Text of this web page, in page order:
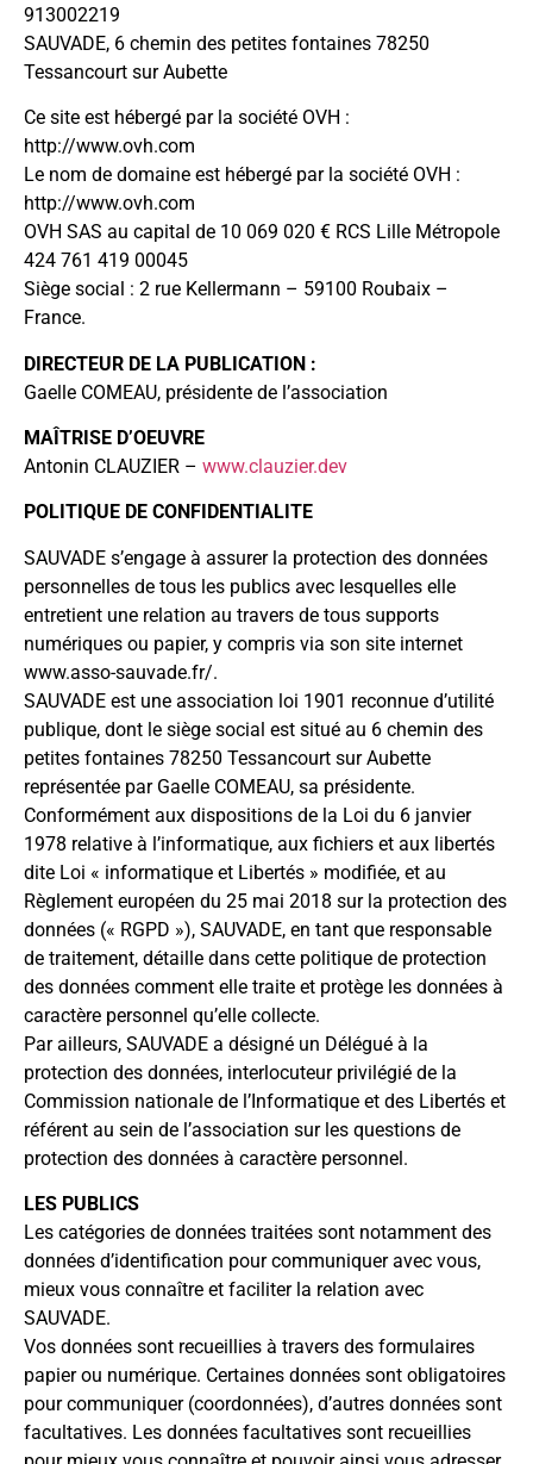
913002219
SAUVADE, 6 chemin des petites fontaines 78250
Tessancourt sur Aubette
Ce site est hébergé par la société OVH :
http://www.ovh.com
Le nom de domaine est hébergé par la société OVH :
http://www.ovh.com
OVH SAS au capital de 10 069 020 € RCS Lille Métropole
424 761 419 00045
Siège social : 2 rue Kellermann – 59100 Roubaix –
France.
DIRECTEUR DE LA PUBLICATION :
Gaelle COMEAU, présidente de l’association
MAÎTRISE D’OEUVRE
Antonin CLAUZIER – www.clauzier.dev
POLITIQUE DE CONFIDENTIALITE
SAUVADE s’engage à assurer la protection des données
personnelles de tous les publics avec lesquelles elle
entretient une relation au travers de tous supports
numériques ou papier, y compris via son site internet
www.asso-sauvade.fr/.
SAUVADE est une association loi 1901 reconnue d’utilité
publique, dont le siège social est situé au 6 chemin des
petites fontaines 78250 Tessancourt sur Aubette
représentée par Gaelle COMEAU, sa présidente.
Conformément aux dispositions de la Loi du 6 janvier
1978 relative à l’informatique, aux fichiers et aux libertés
dite Loi « informatique et Libertés » modifiée, et au
Règlement européen du 25 mai 2018 sur la protection des
données (« RGPD »), SAUVADE, en tant que responsable
de traitement, détaille dans cette politique de protection
des données comment elle traite et protège les données à
caractère personnel qu’elle collecte.
Par ailleurs, SAUVADE a désigné un Délégué à la
protection des données, interlocuteur privilégié de la
Commission nationale de l’Informatique et des Libertés et
référent au sein de l’association sur les questions de
protection des données à caractère personnel.
LES PUBLICS
Les catégories de données traitées sont notamment des
données d’identification pour communiquer avec vous,
mieux vous connaître et faciliter la relation avec
SAUVADE.
Vos données sont recueillies à travers des formulaires
papier ou numérique. Certaines données sont obligatoires
pour communiquer (coordonnées), d’autres données sont
facultatives. Les données facultatives sont recueillies